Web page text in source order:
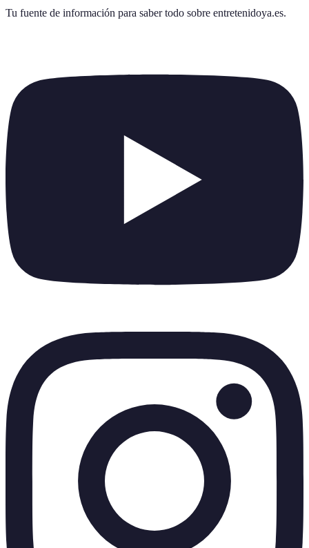
Tu fuente de información para saber todo sobre entretenidoya.es.